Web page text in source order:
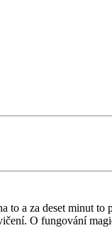
a za deset minut to
O fungování